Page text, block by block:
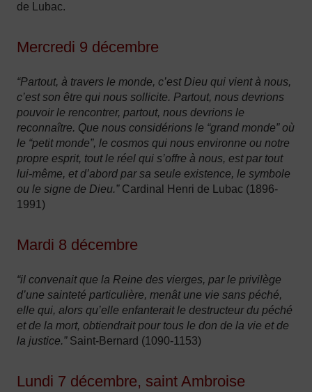
de Lubac.
Mercredi 9 décembre
“Partout, à travers le monde, c’est Dieu qui vient à nous,
c’est son être qui nous sollicite. Partout, nous devrions
pouvoir le rencontrer, partout, nous devrions le
reconnaître. Que nous considérions le “grand monde” où
le “petit monde”, le cosmos qui nous environne ou notre
propre esprit, tout le réel qui s’offre à nous, est par tout
lui-même, et d’abord par sa seule existence, le symbole
ou le signe de Dieu.”Cardinal Henri de Lubac (1896-
1991)
Mardi 8 décembre
“il convenait que la Reine des vierges, par le privilège
d’une sainteté particulière, menât une vie sans péché,
elle qui, alors qu’elle enfanterait le destructeur du péché
et de la mort, obtiendrait pour tous le don de la vie et de
la justice.”Saint-Bernard (1090-1153)
Lundi 7 décembre, saint Ambroise